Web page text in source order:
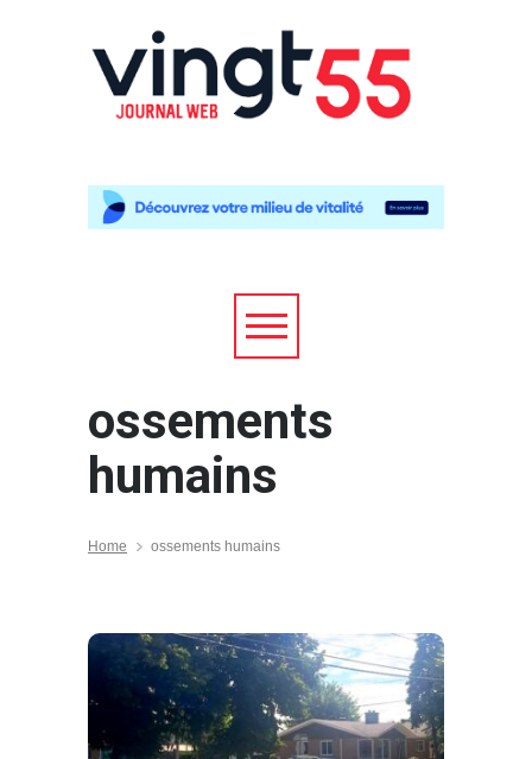
ossements
humains
Home ossements humains